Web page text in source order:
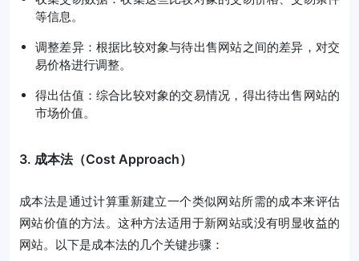
等信息。
调整差异：根据比较对象与待出售网站之间的差异，对交
易价格进行调整。
得出估值：综合比较对象的交易情况，得出待出售网站的
市场价值。
3. 成本法（Cost Approach）
成本法是通过计算重新建立一个类似网站所需的成本来评估
网站价值的方法。这种方法适用于新网站或没有明显收益的
网站。以下是成本法的几个关键步骤：